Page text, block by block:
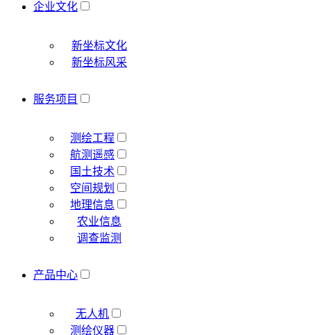
企业文化
新坐标文化
新坐标风采
服务项目
测绘工程
航测遥感
国土技术
空间规划
地理信息
农业信息
调查监测
产品中心
无人机
测绘仪器